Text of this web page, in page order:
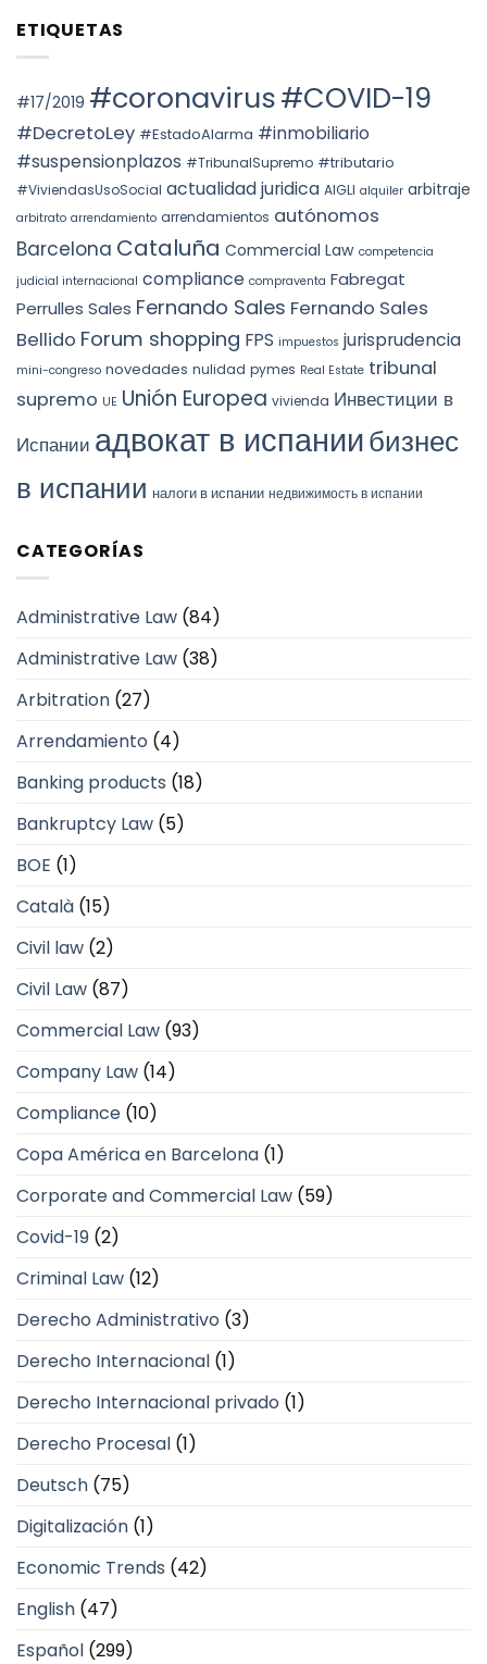
AND
THE
SUBSTANCE
OVER
UNDER
DOCTRINE,
СОБСТВЕННОСТИ
НА
ОКРУГА
КАТАЛОНИИ
(ITP)
en
Voto
STS
4240/2025:
la
prórroga
forzosa
indefinida
ETIQUETAS
#17/2019 #coronavirus#COVID-19
#DecretoLey #EstadoAlarma #inmobiliario
#suspensionplazos #TribunalSupremo #tributario
#ViviendasUsoSocial actualidad juridica AIGLI alquiler arbitraje
arbitrato arrendamiento arrendamientos autónomos
Barcelona Cataluña Commercial Law competencia
judicial internacional compliance compraventa Fabregat
Perrulles Sales Fernando Sales Fernando Sales
Bellido Forum shopping FPS impuestos jurisprudencia
mini-congreso novedades nulidad pymes Real Estate tribunal
supremo UE Unión Europea vivienda Инвестиции в
Испании адвокат в испаниибизнес
в испании налоги в испании недвижимость в испании
CATEGORÍAS
Administrative Law (84)
Administrative Law (38)
Arbitration (27)
Arrendamiento (4)
Banking products (18)
Bankruptcy Law (5)
BOE (1)
Català (15)
Civil law (2)
Civil Law (87)
Commercial Law (93)
Company Law (14)
Compliance (10)
Copa América en Barcelona (1)
Corporate and Commercial Law (59)
Covid-19 (2)
Criminal Law (12)
Derecho Administrativo (3)
Derecho Internacional (1)
Derecho Internacional privado (1)
Derecho Procesal (1)
Deutsch (75)
Digitalización (1)
Economic Trends (42)
English (47)
Español (299)